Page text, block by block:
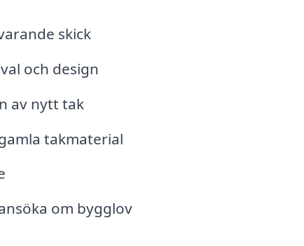
skick
och design
av nytt tak
takmaterial
om bygglov